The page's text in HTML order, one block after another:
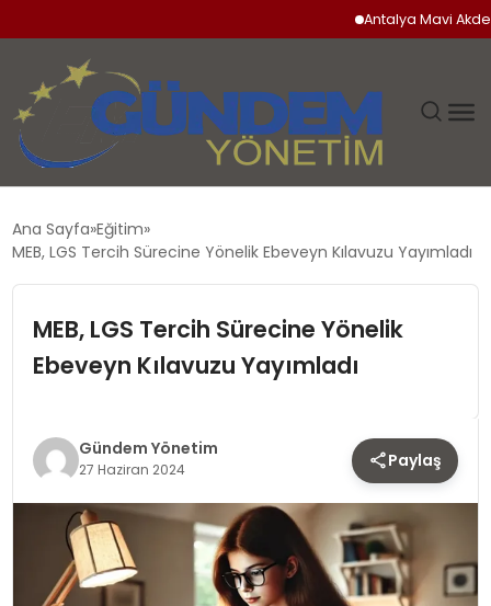
Antalya Mavi Akdeniz
DÜNYA
EKONOMI
SPOR
TEKNOLOJI
SAĞLIK
Ana Sayfa Eğitim
MEB, LGS Tercih Sürecine Yönelik Ebeveyn Kılavuzu Yayımladı
MEB, LGS Tercih Sürecine Yönelik
Ebeveyn Kılavuzu Yayımladı
Gündem Yönetim
27 Haziran 2024 Paylaş